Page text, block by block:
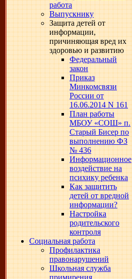
работа
Выпускнику
Защита детей от
информации,
причиняющая вред их
здоровью и развитию
Федеральный
закон
Приказ
Минкомсвязи
России от
16.06.2014 N 161
План работы
МБОУ «СОШ» п.
Старый Бисер по
выполнению ФЗ
№ 436
Информационное
воздействие на
психику ребенка
Как защитить
детей от вредной
информации?
Настройка
родительского
контроля
Социальная работа
Профилактика
правонарушений
Школьная служба
примирения